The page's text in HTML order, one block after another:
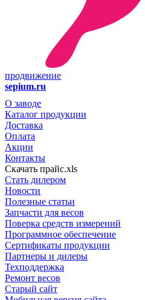
продвижение
sepium.ru
О заводе
Каталог продукции
Доставка
Оплата
Акции
Контакты
Скачать прайс.xls
Стать дилером
Новости
Полезные статьи
Запчасти для весов
Поверка средств измерений
Программное обеспечение
Сертификаты продукции
Партнеры и дилеры
Техподдержка
Ремонт весов
Старый сайт